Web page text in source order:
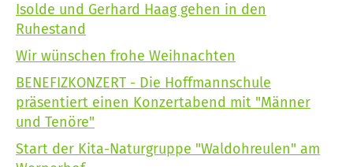
Isolde und Gerhard Haag gehen in den
Ruhestand
Wir wünschen frohe Weihnachten
BENEFIZKONZERT - Die Hoffmannschule
präsentiert einen Konzertabend mit "Männer
und Tenöre"
Start der Kita-Naturgruppe "Waldohreulen" am